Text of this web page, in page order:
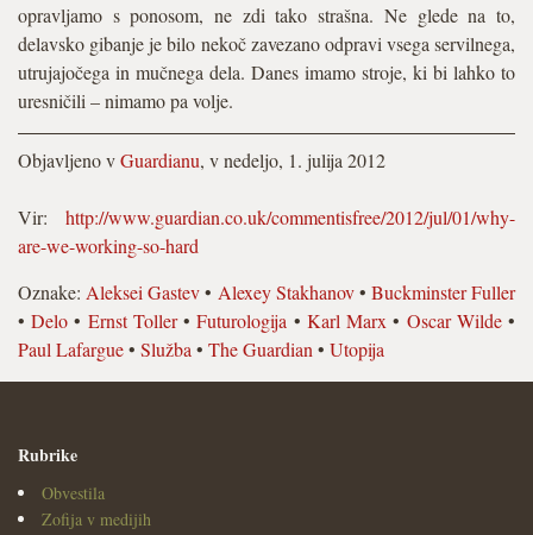
opravljamo s ponosom, ne zdi tako strašna. Ne glede na to,
delavsko gibanje je bilo nekoč zavezano odpravi vsega servilnega,
utrujajočega in mučnega dela. Danes imamo stroje, ki bi lahko to
uresničili – nimamo pa volje.
Objavljeno vGuardianu, v nedeljo, 1. julija 2012
Vir: http://www.guardian.co.uk/commentisfree/2012/jul/01/why-
are-we-working-so-hard
Oznake: Aleksei Gastev• Alexey Stakhanov• Buckminster Fuller
•Delo • Ernst Toller•Futurologija • Karl Marx • Oscar Wilde•
Paul Lafargue• Služba • The Guardian • Utopija
Rubrike
Obvestila
Zofija v medijih